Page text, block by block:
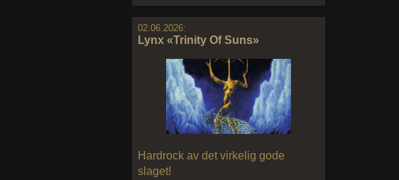
02.06.2026:
Lynx «Trinity Of Suns»
Hardrock av det virkelig gode
slaget!